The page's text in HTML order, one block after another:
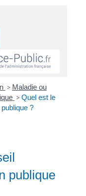
> Maladie ou
> Quel est le
?
publique